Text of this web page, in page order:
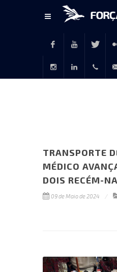
FacebookYoutubeTwitter
TRANSPORTE
MÉDICO
DOIS RECÉM-
09 de Maio de 2024